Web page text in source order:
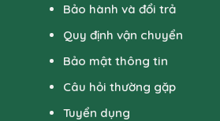
Bảo hành và đổi trả
Quy định vận chuyển
Bảo mật thông tin
Câu hỏi thường gặp
Tuyển dụng